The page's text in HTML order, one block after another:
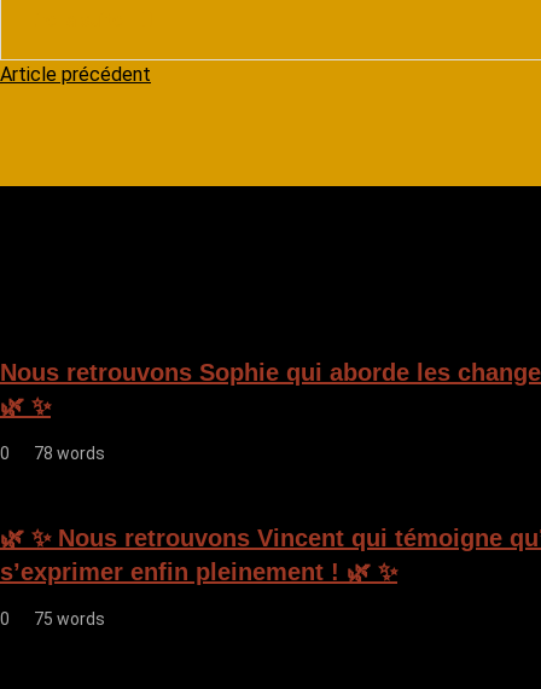
N
i
o
n
l
Article précédent
Nous retrouvons Sophie qui aborde les
🌿 ✨
0 78 words
🌿 ✨ Nous retrouvons Vincent qui témoigne
s’exprimer enfin pleinement ! 🌿 ✨
0 75 words